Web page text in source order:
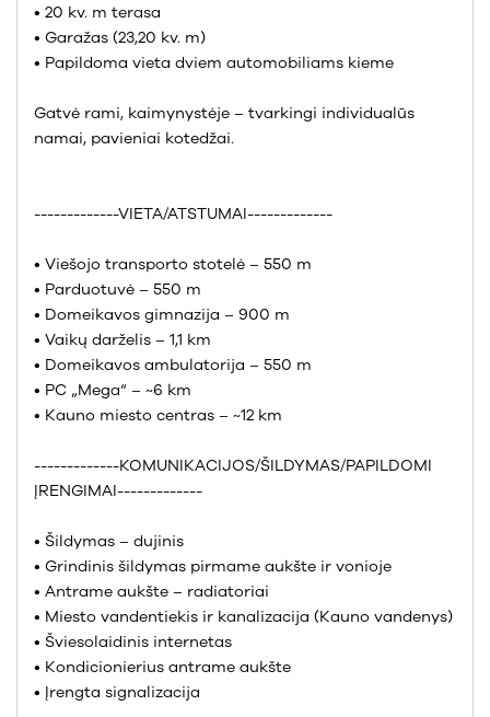
• 20 kv. m terasa
• Garažas (23,20 kv. m)
• Papildoma vieta dviem automobiliams kieme
Gatvė rami, kaimynystėje – tvarkingi individualūs
namai, pavieniai kotedžai.
-------------VIETA/ATSTUMAI-------------
• Viešojo transporto stotelė – 550 m
• Parduotuvė – 550 m
• Domeikavos gimnazija – 900 m
• Vaikų darželis – 1,1 km
• Domeikavos ambulatorija – 550 m
• PC „Mega“ – ~6 km
• Kauno miesto centras – ~12 km
-------------KOMUNIKACIJOS/ŠILDYMAS/PAPILDOMI
ĮRENGIMAI-------------
• Šildymas – dujinis
• Grindinis šildymas pirmame aukšte ir vonioje
• Antrame aukšte – radiatoriai
• Miesto vandentiekis ir kanalizacija (Kauno vandenys)
• Šviesolaidinis internetas
• Kondicionierius antrame aukšte
• Įrengta signalizacija